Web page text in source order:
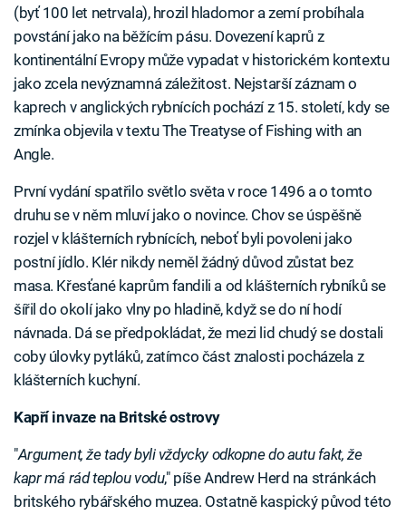
(byť 100 let netrvala), hrozil hladomor a zemí probíhala
povstání jako na běžícím pásu. Dovezení kaprů z
kontinentální Evropy může vypadat v historickém kontextu
jako zcela nevýznamná záležitost. Nejstarší záznam o
kaprech v anglických rybnících pochází z 15. století, kdy se
zmínka objevila v textu The Treatyse of Fishing with an
Angle.
První vydání spatřilo světlo světa v roce 1496 a o tomto
druhu se v něm mluví jako o novince. Chov se úspěšně
rozjel v klášterních rybnících, neboť byli povoleni jako
postní jídlo. Klér nikdy neměl žádný důvod zůstat bez
masa. Křesťané kaprům fandili a od klášterních rybníků se
šířil do okolí jako vlny po hladině, když se do ní hodí
návnada. Dá se předpokládat, že mezi lid chudý se dostali
coby úlovky pytláků, zatímco část znalosti pocházela z
klášterních kuchyní.
Kapří invaze na Britské ostrovy
"Argument, že tady byli vždycky odkopne do autu fakt, že
kapr má rád teplou vodu," píše Andrew Herd na stránkách
britského rybářského muzea. Ostatně kaspický původ této